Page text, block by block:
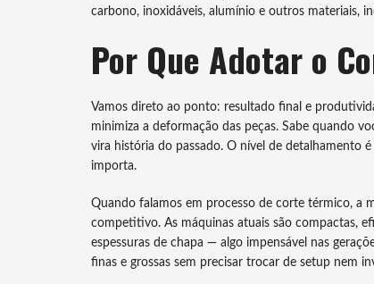
carbono, inoxidáveis, alumínio e outros materiais,
Por Que Adotar o
Vamos direto ao ponto: resultado final e
minimiza a deformação das peças. Sabe quando
vira história do passado. O nível de detalhamento
importa.
Quando falamos em processo de corte térmico, a
competitivo. As máquinas atuais são compactas,
espessuras de chapa — algo impensável nas
finas e grossas sem precisar trocar de setup nem